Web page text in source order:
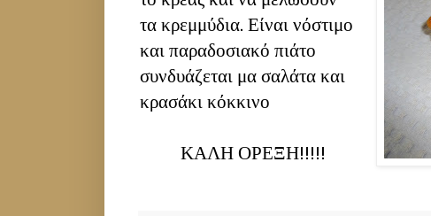
τα κρεμμύδια. Είναι νόστιμο
και παραδοσιακό πιάτο
συνδυάζεται μα σαλάτα και
κρασάκι κόκκινο
ΚΑΛΗ ΟΡΕΞΗ!!!!!